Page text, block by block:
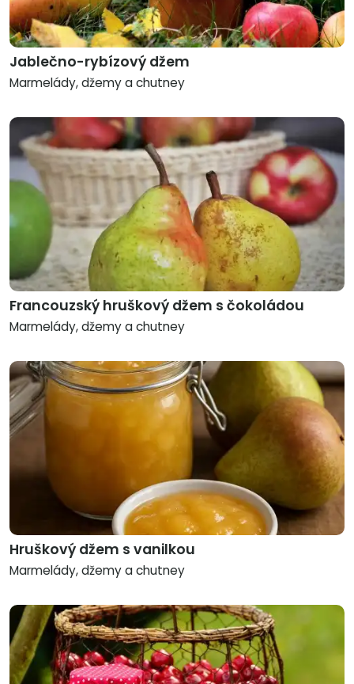
Jablečno-rybízový džem
Marmelády, džemy a chutney
Francouzský hruškový džem s čokoládou
Marmelády, džemy a chutney
Hruškový džem s vanilkou
Marmelády, džemy a chutney